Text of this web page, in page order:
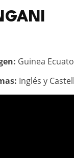
Guinea
Inglés y